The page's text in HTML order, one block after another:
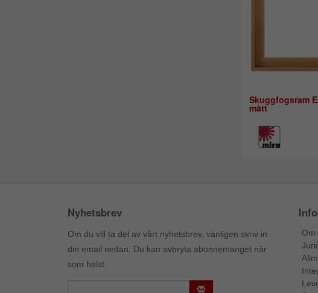
Skuggfogsram
mått
Nyhetsbrev
Om du vill ta del av vårt nyhetsbrev, vänligen skriv in
din email nedan. Du kan avbryta abonnemanget när
som helst.
Om